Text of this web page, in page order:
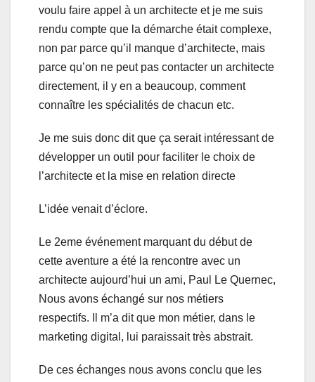
voulu faire appel à un architecte et je me suis
rendu compte que la démarche était complexe,
non par parce qu’il manque d’architecte, mais
parce qu’on ne peut pas contacter un architecte
directement, il y en a beaucoup, comment
connaître les spécialités de chacun etc.
Je me suis donc dit que ça serait intéressant de
développer un outil pour faciliter le choix de
l’architecte et la mise en relation directe
L’idée venait d’éclore.
Le 2eme événement marquant du début de
cette aventure a été la rencontre avec un
architecte aujourd’hui un ami, Paul Le Quernec,
Nous avons échangé sur nos métiers
respectifs. Il m’a dit que mon métier, dans le
marketing digital, lui paraissait très abstrait.
De ces échanges nous avons conclu que les